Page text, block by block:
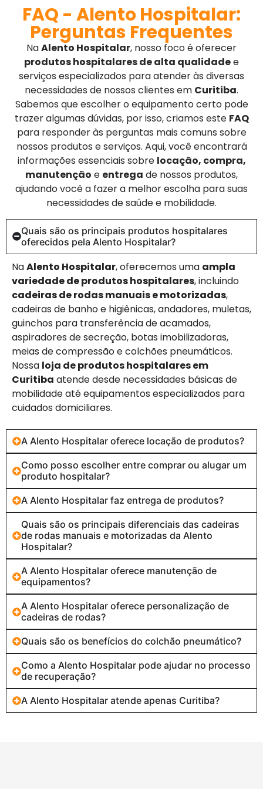
FAQ - Alento Hospitalar:
Perguntas Frequentes
NaAlento Hospitalar, nosso foco é oferecer
produtos hospitalares de alta qualidadee
serviços especializados para atender às diversas
necessidades de nossos clientes em Curitiba.
Sabemos que escolher o equipamento certo pode
trazer algumas dúvidas, por isso, criamos este FAQ
para responder às perguntas mais comuns sobre
nossos produtos e serviços. Aqui, você encontrará
informações essenciais sobre locação, compra,
manutenção e entrega de nossos produtos,
ajudando você a fazer a melhor escolha para suas
necessidades de saúde e mobilidade.
Quais são os principais produtos hospitalares
oferecidos pela Alento Hospitalar?
NaAlento Hospitalar, oferecemos uma ampla
variedade de produtos hospitalares, incluindo
cadeiras de rodas manuais e motorizadas,
cadeiras de banho e higiênicas, andadores, muletas,
guinchos para transferência de acamados,
aspiradores de secreção, botas imobilizadoras,
meias de compressão e colchões pneumáticos.
Nossa loja de produtos hospitalares em
Curitiba atende desde necessidades básicas de
mobilidade até equipamentos especializados para
cuidados domiciliares.
A Alento Hospitalar oferece locação de produtos?
Como posso escolher entre comprar ou alugar um
produto hospitalar?
A Alento Hospitalar faz entrega de produtos?
Quais são os principais diferenciais das cadeiras
de rodas manuais e motorizadas da Alento
Hospitalar?
A Alento Hospitalar oferece manutenção de
equipamentos?
A Alento Hospitalar oferece personalização de
cadeiras de rodas?
Quais são os benefícios do colchão pneumático?
Como a Alento Hospitalar pode ajudar no processo
de recuperação?
A Alento Hospitalar atende apenas Curitiba?